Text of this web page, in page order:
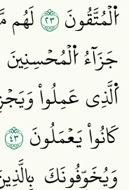
اُ۬لۡمُتَّقُونَ٣٢
جَزَآءُ اُ۬لۡمُحۡسِنِينَ
اَ۬لَّذِي عَمِلُواْ
كَانُواْ يَعۡمَلُونَ٣٤
وَيُخَوِّفُونَكَ